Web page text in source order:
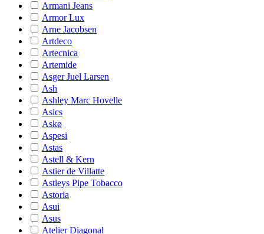
Armani Jeans
Armor Lux
Arne Jacobsen
Artdeco
Artecnica
Artemide
Asger Juel Larsen
Ash
Ashley Marc Hovelle
Asics
Askø
Aspesi
Astas
Astell & Kern
Astier de Villatte
Astleys Pipe Tobacco
Astoria
Asui
Asus
Atelier Diagonal